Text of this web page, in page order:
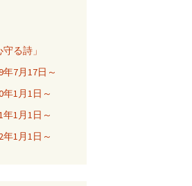
る詩」
7月17日～
1月1日～
1月1日～
1月1日～